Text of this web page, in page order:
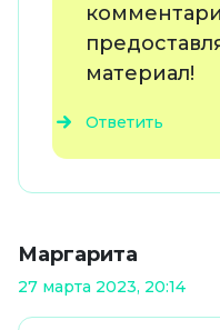
материал!
Ответить
Маргарита
27 марта 2023, 20:14